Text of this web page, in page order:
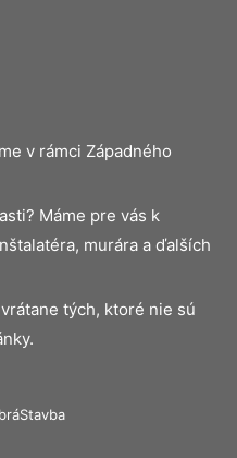
v rámci Západného
Máme pre vás k
murára a ďalších
tých, ktoré nie sú